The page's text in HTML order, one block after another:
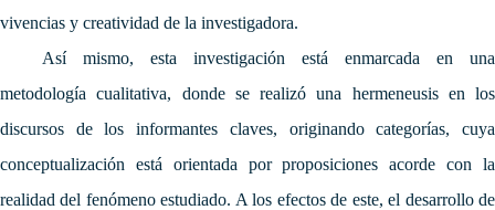
vivencias y creatividad de la investigadora.
Así mismo, esta investigación está enmarcada en una
metodología cualitativa, donde se realizó una hermeneusis en los
discursos de los informantes claves, originando categorías, cuya
conceptualización está orientada por proposiciones acorde con la
realidad del fenómeno estudiado. A los efectos de este, el desarrollo de